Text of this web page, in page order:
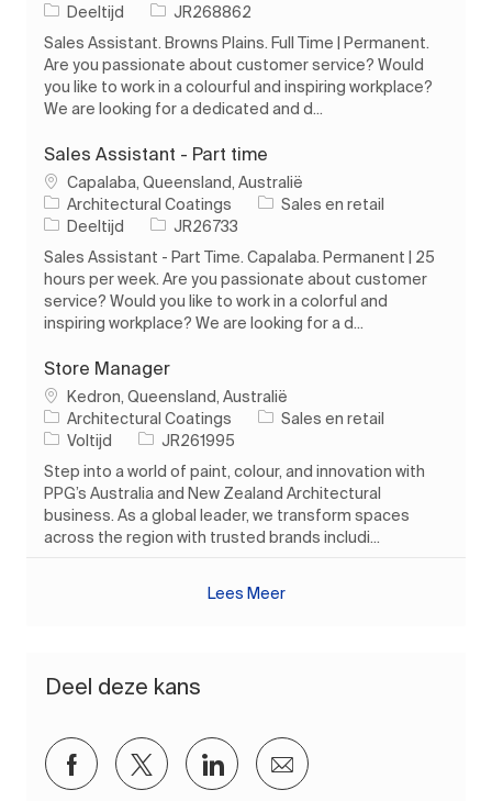
Soort baan
Deeltijd Taak-ID
JR268862
Sales Assistant. Browns Plains. Full Time | Permanent.
Are you passionate about customer service? Would
you like to work in a colourful and inspiring workplace?
We are looking for a dedicated and d...
Sales Assistant - Part time
PlaatsCapalaba, Queensland, Australië
Architectural Coatings
Categorie
Sales en retail
Soort baan
Deeltijd Taak-ID
JR26733
Sales Assistant - Part Time. Capalaba. Permanent | 25
hours per week. Are you passionate about customer
service? Would you like to work in a colorful and
inspiring workplace? We are looking for a d...
Store Manager
PlaatsKedron, Queensland, Australië
Architectural Coatings
Categorie
Sales en retail
Soort baan
Voltijd Taak-ID
JR261995
Step into a world of paint, colour, and innovation with
PPG’s Australia and New Zealand Architectural
business. As a global leader, we transform spaces
across the region with trusted brands includi...
Lees Meer
Deel deze kans
Delen via Facebook
Delen via twitter
Delen via LinkedIn
Delen via e-mail